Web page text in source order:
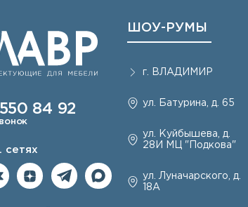
84 92
сетях
ШОУ-РУМЫ
г. ВЛАДИМИР
ул. Батурина, д. 65
ул. Куйбышева, д.
28И МЦ "Подкова"
ул. Луначарского, д.
18А